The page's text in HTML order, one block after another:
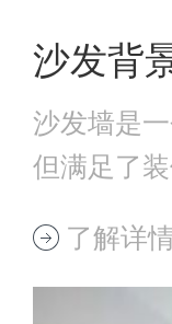
沙发背
沙发墙是
但满足了
了解详